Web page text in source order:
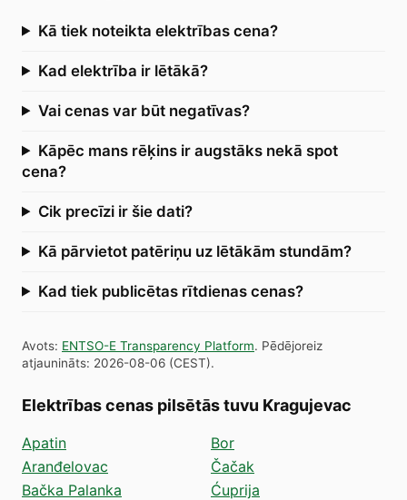
Kā tiek noteikta elektrības cena?
Kad elektrība ir lētākā?
Vai cenas var būt negatīvas?
Kāpēc mans rēķins ir augstāks nekā spot
cena?
Cik precīzi ir šie dati?
Kā pārvietot patēriņu uz lētākām stundām?
Kad tiek publicētas rītdienas cenas?
Avots: ENTSO-E Transparency Platform. Pēdējoreiz
atjaunināts: 2026-08-06 (CEST).
Elektrības cenas pilsētās tuvu Kragujevac
Apatin
Aranđelovac
Bačka Palanka
Bor
Čačak
Ćuprija